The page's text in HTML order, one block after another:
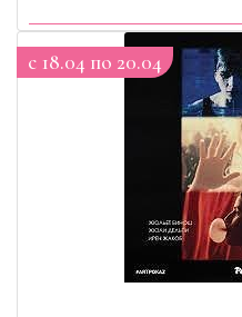
c 18.04 по 20.04